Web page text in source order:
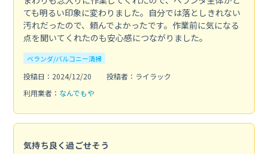
ても明るい印象に変わりました。自分では落としきれない
汚れだったので、頼んでよかったです。作業前に気になる
点を聞いてくれたのも安心感につながりました。
ベランダ/バルコニー清掃
投稿日：2024/12/20
投稿者：ライラック
利用業者： なんでもや
気持ち良く過ごせそう